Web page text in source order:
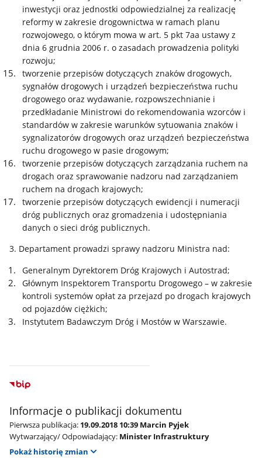
inwestycji oraz jednostki odpowiedzialnej za realizację
reformy w zakresie drogownictwa w ramach planu
rozwojowego, o którym mowa w art. 5 pkt 7aa ustawy z
dnia 6 grudnia 2006 r. o zasadach prowadzenia polityki
rozwoju;
tworzenie przepisów dotyczących znaków drogowych,
sygnałów drogowych i urządzeń bezpieczeństwa ruchu
drogowego oraz wydawanie, rozpowszechnianie i
przedkładanie Ministrowi do rekomendowania wzorców i
standardów w zakresie warunków sytuowania znaków i
sygnalizatorów drogowych oraz urządzeń bezpieczeństwa
ruchu drogowego w pasie drogowym;
tworzenie przepisów dotyczących zarządzania ruchem na
drogach oraz sprawowanie nadzoru nad zarządzaniem
ruchem na drogach krajowych;
tworzenie przepisów dotyczących ewidencji i numeracji
dróg publicznych oraz gromadzenia i udostępniania
danych o sieci dróg publicznych.
3. Departament prowadzi sprawy nadzoru Ministra nad:
Generalnym Dyrektorem Dróg Krajowych i Autostrad;
Głównym Inspektorem Transportu Drogowego – w zakresie
kontroli systemów opłat za przejazd po drogach krajowych
od pojazdów ciężkich;
Instytutem Badawczym Dróg i Mostów w Warszawie.
Informacje o publikacji dokumentu
Pierwsza publikacja: 19.09.2018 10:39 Marcin Pyjek
Wytwarzający/ Odpowiadający: Minister Infrastruktury
Pokaż historię zmian